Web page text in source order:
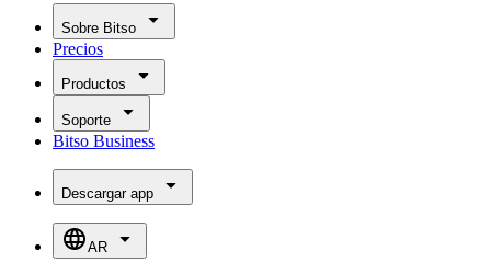
Sobre Bitso
Precios
Productos
Soporte
Bitso Business
Descargar app
AR